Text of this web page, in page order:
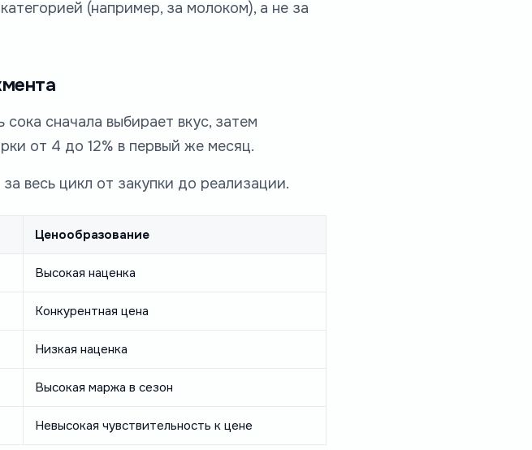
(например, за молоком), а не за
сначала выбирает вкус, затем
от 4 до 12% в первый же месяц.
весь цикл от закупки до реализации.
Ценообразование
Высокая наценка
Конкурентная цена
Низкая наценка
Высокая маржа в сезон
Невысокая чувствительность к цене